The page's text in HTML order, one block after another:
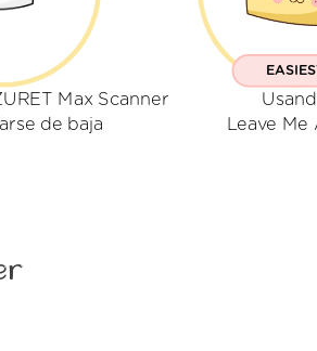
Max Scanner
de baja
Leave Me